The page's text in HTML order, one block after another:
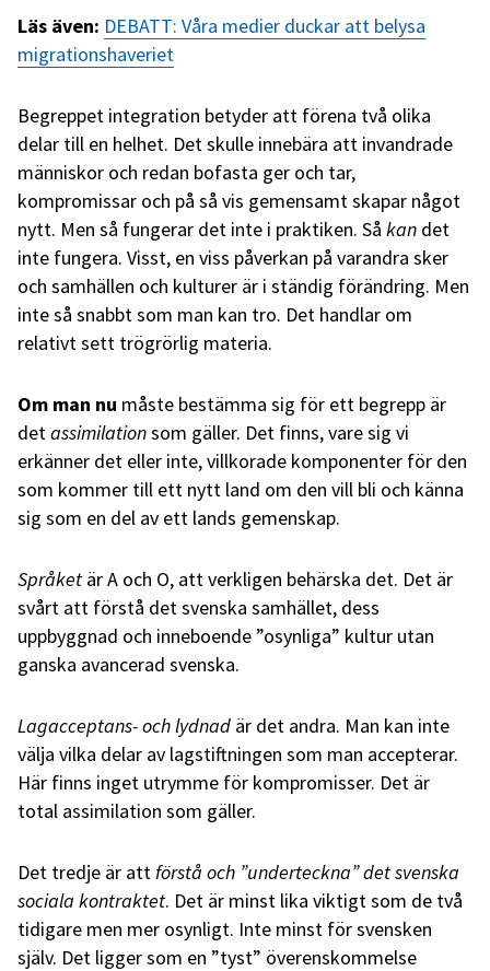
Läs även: DEBATT: Våra medier duckar att belysa
migrationshaveriet
Begreppet integration betyder att förena två olika
delar till en helhet. Det skulle innebära att invandrade
människor och redan bofasta ger och tar,
kompromissar och på så vis gemensamt skapar något
nytt. Men så fungerar det inte i praktiken. Så kan det
inte fungera. Visst, en viss påverkan på varandra sker
och samhällen och kulturer är i ständig förändring. Men
inte så snabbt som man kan tro. Det handlar om
relativt sett trögrörlig materia.
Om man nu måste bestämma sig för ett begrepp är
det assimilationsom gäller. Det finns, vare sig vi
erkänner det eller inte, villkorade komponenter för den
som kommer till ett nytt land om den vill bli och känna
sig som en del av ett lands gemenskap.
Språket är A och O, att verkligen behärska det. Det är
svårt att förstå det svenska samhället, dess
uppbyggnad och inneboende ”osynliga” kultur utan
ganska avancerad svenska.
Lagacceptans- och lydnad är det andra. Man kan inte
välja vilka delar av lagstiftningen som man accepterar.
Här finns inget utrymme för kompromisser. Det är
total assimilation som gäller.
Det tredje är att förstå och ”underteckna” det svenska
sociala kontraktet. Det är minst lika viktigt som de två
tidigare men mer osynligt. Inte minst för svensken
själv. Det ligger som en ”tyst” överenskommelse